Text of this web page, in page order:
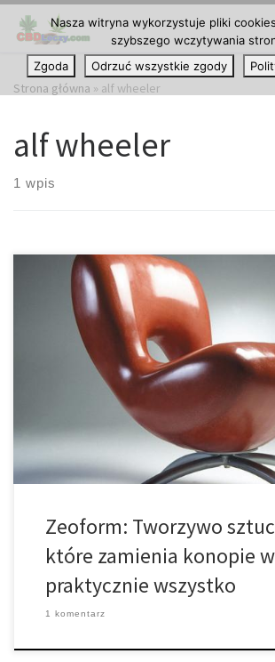
Przejdź do treści
Strona główna » alf wheeler
alf wheeler
1 wpis
Co jeżeli, tworzywo sztuczne mogłoby być
paliw kopalnych i toksycznych substancji
firma właśnie to zrobiła, tworząc tworzywo
przekształcić konopie w praktycznie wszystko.
obiecujące rozwiązanie dla tradycyjnych
wykonany z prostej mieszaniny włókien
szczególności celulozy) i wody. […]
Zeoform: Tworzywo
które zamienia konopie w
praktycznie wszystko
1 komentarz
Nasza witryna wykorzystuje pliki
szybszego wczytywania
Zgoda
Odrzuć wszystkie zgody